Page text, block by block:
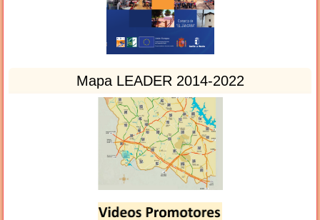
Mapa LEADER 2014-2022